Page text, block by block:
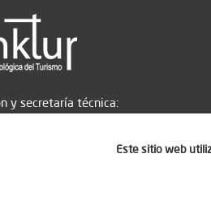
y secretaría técnica:
Este sitio web